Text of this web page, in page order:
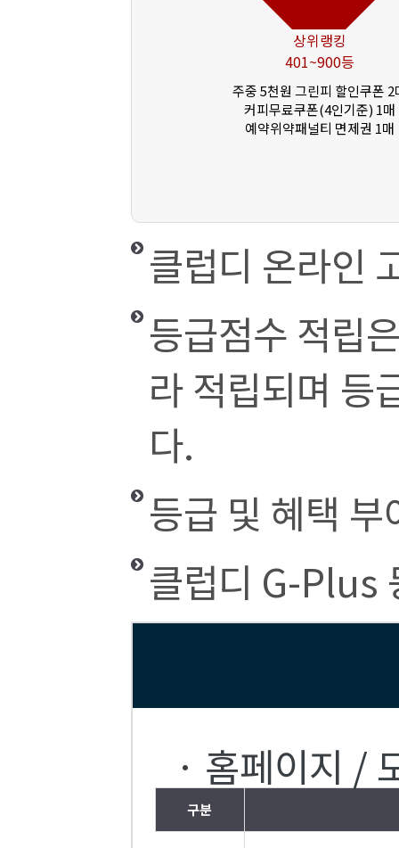
상위랭킹
401~900등
주중 5천원 그린피 할인쿠폰 2
커피무료쿠폰(4인기준) 1매
예약위약패널티 면제권 1매
클럽디 온라인
등급점수 적립
라 적립되며 등
다.
등급 및 혜택
클럽디 G-Plus
· 홈페이지 /
구분